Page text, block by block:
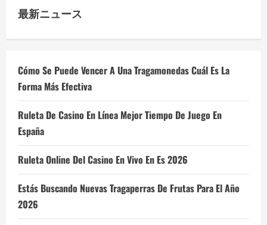
最新ニュース
Cómo Se Puede Vencer A Una Tragamonedas Cuál Es La
Forma Más Efectiva
Ruleta De Casino En Línea Mejor Tiempo De Juego En
España
Ruleta Online Del Casino En Vivo En Es 2026
Estás Buscando Nuevas Tragaperras De Frutas Para El Año
2026